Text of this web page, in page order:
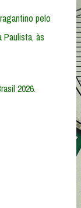
pelo
Paulista, às
2026.